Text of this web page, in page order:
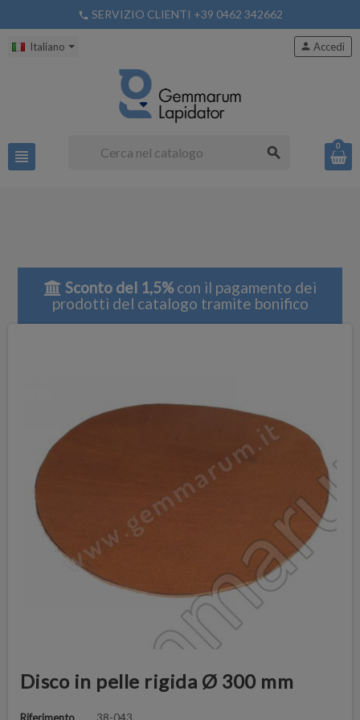
phone SERVIZIO CLIENTI +39 0462 342662
Italiano
view_headline search
person Accedi
0
Sconto del 1,5%con il pagamento dei
prodotti del catalogo tramite bonifico
Disco in pelle rigida Ø 300 mm